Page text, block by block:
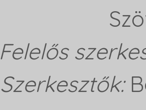
Felelős
Szerkesztők: